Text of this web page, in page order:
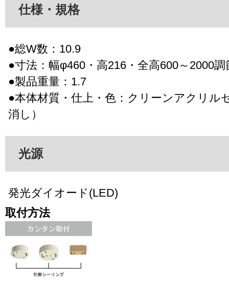
仕様・規格
●総W数：10.9
●寸法：幅φ460・高216・全高600～2000調
●製品重量：1.7
●本体材質・仕上・色：クリーンアクリル
消し）
光源
発光ダイオード(LED)
取付方法